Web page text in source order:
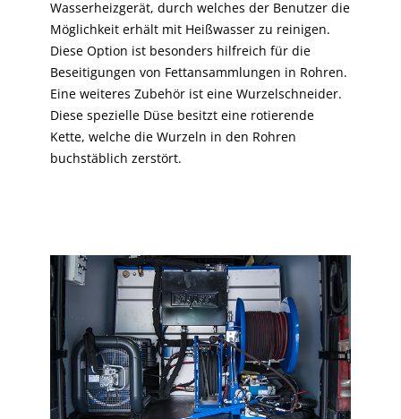
Wasserheizgerät, durch welches der Benutzer die
Möglichkeit erhält mit Heißwasser zu reinigen.
Diese Option ist besonders hilfreich für die
Beseitigungen von Fettansammlungen in Rohren.
Eine weiteres Zubehör ist eine Wurzelschneider.
Diese spezielle Düse besitzt eine rotierende
Kette, welche die Wurzeln in den Rohren
buchstäblich zerstört.